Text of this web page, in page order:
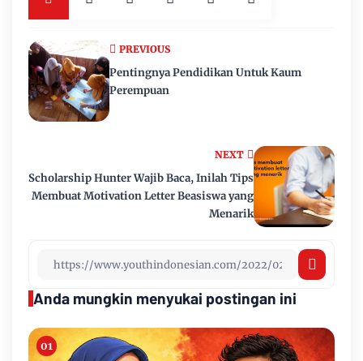
NEXT
Scholarship Hunter Wajib Baca, Inilah Tips
Membuat Motivation Letter Beasiswa yang
Menarik
PREVIOUS
Pentingnya Pendidikan Untuk Kaum
Perempuan
Anda mungkin menyukai postingan ini